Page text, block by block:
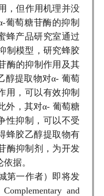
，但作用机理并没
葡萄糖苷酶的抑制
蜂产品研究室通过
制模型，研究蜂胶
酶的抑制作用及其
醇提取物对α- 葡萄
用，可以有效抑制
外，其对α- 葡萄糖
性抑制，可以不受
蜂胶乙醇提取物有
酶抑制剂，为开发
据。
第一作者）即将发
and